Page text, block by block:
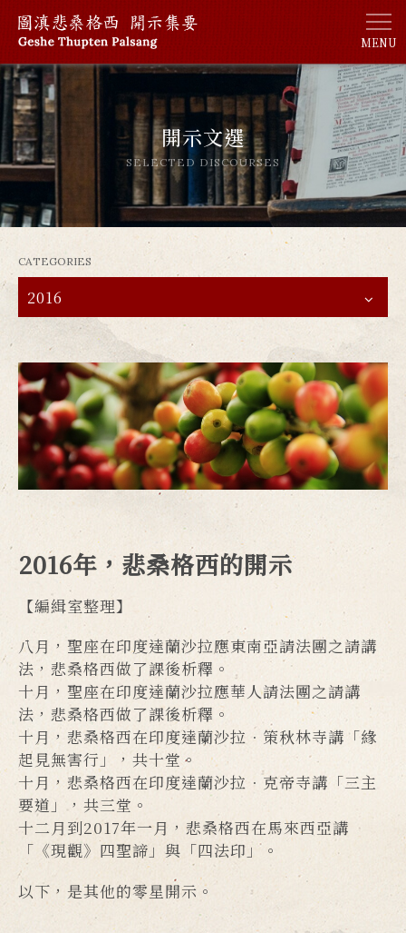
開示文選
SELECTED DISCOURSES
CATEGORIES
2016
2016年，悲桑格西的開示
【編緝室整理】
八月，聖座在印度達蘭沙拉應東南亞請法團之請講
法，悲桑格西做了課後析釋。
十月，聖座在印度達蘭沙拉應華人請法團之請講
法，悲桑格西做了課後析釋。
十月，悲桑格西在印度達蘭沙拉．策秋林寺講「緣
起見無害行」，共十堂。
十月，悲桑格西在印度達蘭沙拉．克帝寺講「三主
要道」，共三堂。
十二月到2017年一月，悲桑格西在馬來西亞講
「《現觀》四聖諦」與「四法印」。
以下，是其他的零星開示。
MENU